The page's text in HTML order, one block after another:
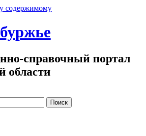
содержимому
справочный портал
области